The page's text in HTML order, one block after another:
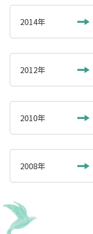
2014年
2012年
2010年
2008年